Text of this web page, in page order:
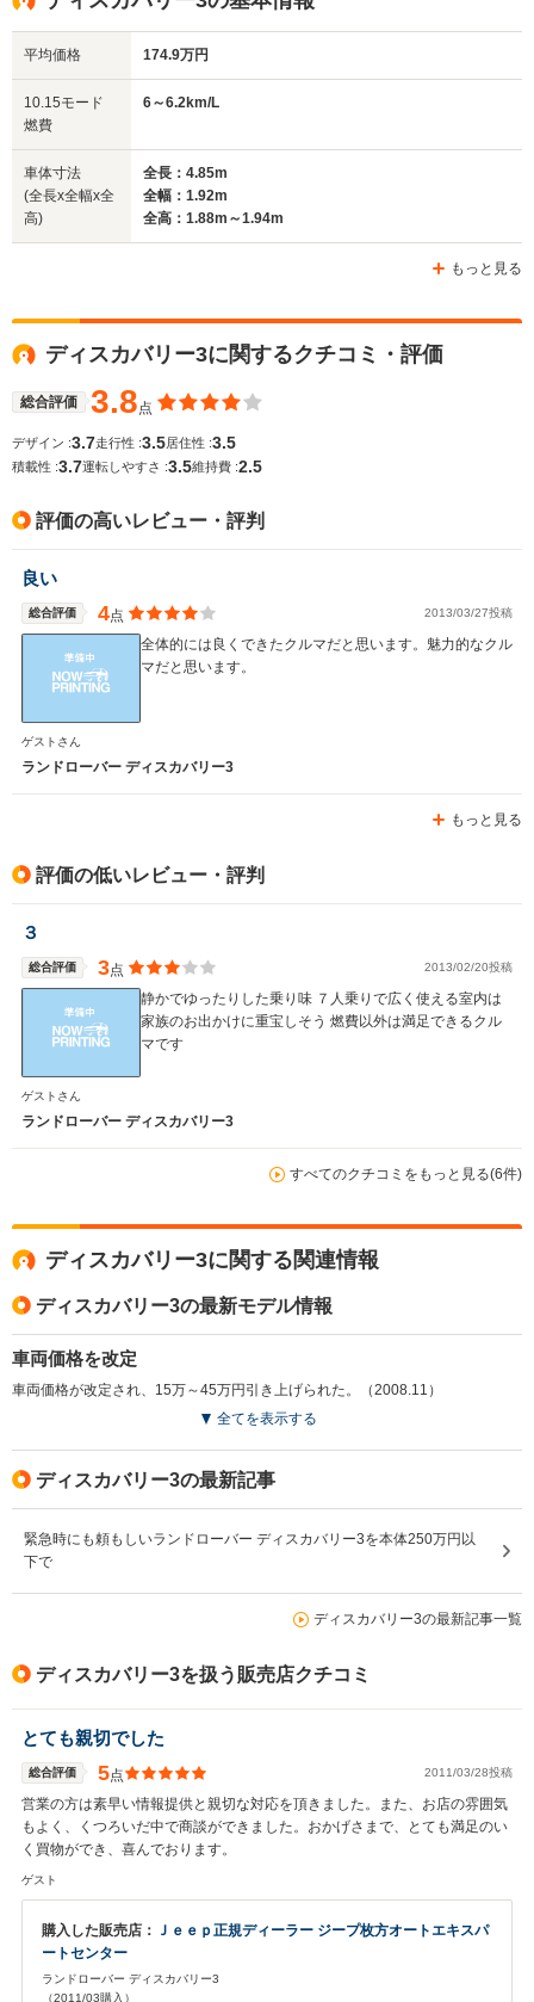
サイズ
(全長x全幅x全高)
WLTCモード
燃費
1.89m
全幅
1.92m
平均価格 174.9万円
10.15モード
燃費
6～6.2km/L
車体寸法
(全長x全幅x全
高)
全長：4.85m
全幅：1.92m
全高：1.88m～1.94m
もっと見る
ディスカバリー3に関するクチコミ・評価
総合評価 3.8点
デザイン :3.7走行性 :3.5居住性 :3.5
積載性 :3.7運転しやすさ :3.5維持費 :2.5
評価の高いレビュー・評判
良い
総合評価 4点 2013/03/27投稿
全体的には良くできたクルマだと思います。魅力的なクル
マだと思います。
ゲストさん
ランドローバー ディスカバリー3
もっと見る
評価の低いレビュー・評判
３
総合評価 3点 2013/02/20投稿
静かでゆったりした乗り味 ７人乗りで広く使える室内は
家族のお出かけに重宝しそう 燃費以外は満足できるクル
マです
ゲストさん
ランドローバー ディスカバリー3
すべてのクチコミをもっと見る(6件)
ディスカバリー3に関する関連情報
ディスカバリー3の最新モデル情報
車両価格を改定
車両価格が改定され、15万～45万円引き上げられた。（2008.11）
全てを表示する
ディスカバリー3の最新記事
緊急時にも頼もしいランドローバー ディスカバリー3を本体250万円以
下で
ディスカバリー3の最新記事一覧
ディスカバリー3を扱う販売店クチコミ
とても親切でした
総合評価 5点 2011/03/28投稿
営業の方は素早い情報提供と親切な対応を頂きました。また、お店の雰囲気
もよく、くつろいだ中で商談ができました。おかげさまで、とても満足のい
く買物ができ、喜んでおります。
ゲスト
購入した販売店： Ｊｅｅｐ正規ディーラー ジープ枚方オートエキスパ
ートセンター
ランドローバー ディスカバリー3
（2011/03購入）